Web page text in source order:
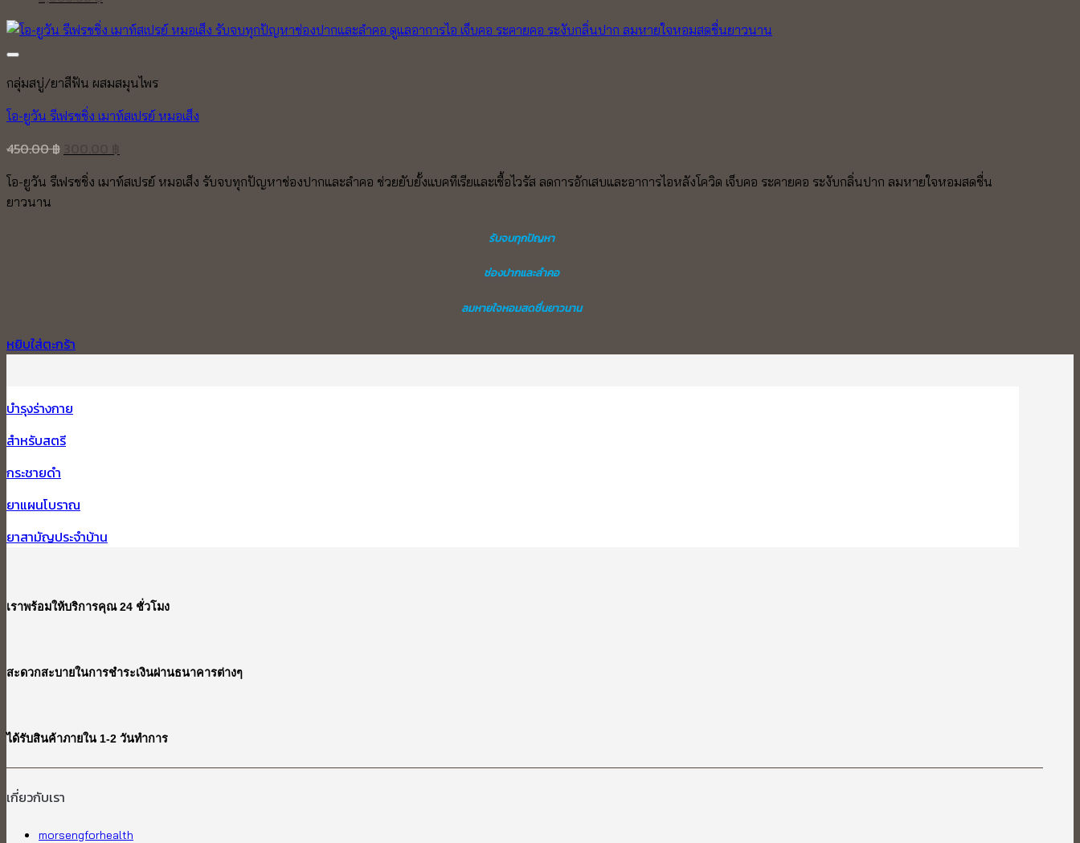
was:
is:
กลุ่มสบู่/ยาสีฟัน ผสมสมุนไพร
โอ-ยูวัน รีเฟรชชิ่ง เมาท์สเปรย์ หมอเส็ง
450.00฿
price
was:
is:
โอ-ยูวัน รีเฟรชชิ่ง เมาท์สเปรย์ หมอเส็ง รับจบทุกปัญหาช่องปากและลำคอ ช่วยยับยั้งแบคทีเรียและเชื้อไวรัส ลดการอักเสบและอาการไอหลังโควิด เจ็บคอ ระคายคอ ระงับกลิ่นปาก ลมหายใจหอมสดชื่น
ยาวนาน
รับจบทุกปัญหา
ช่องปากและลำคอ
ลมหายใจหอมสดชื่นยาวนาน
หยิบใส่ตะกร้า
บำรุงร่างกาย
สำหรับสตรี
กระชายดำ
ยาแผนโบราณ
ยาสามัญประจำบ้าน
เราพร้อมให้บริการคุณ 24 ชั่วโมง
สะดวกสะบายในการชำระเงินผ่านธนาคารต่างๆ
ได้รับสินค้าภายใน 1-2 วันทำการ
เกี่ยวกับเรา​
morsengforhealth